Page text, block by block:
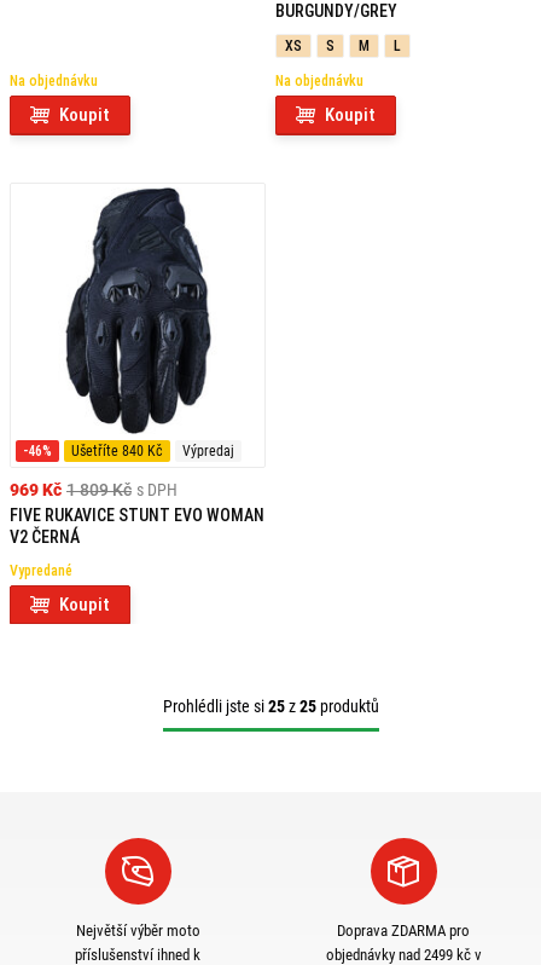
Na objednávku
Koupit
BURGUNDY/GREY
XS S M L
Na objednávku
Koupit
-46% Ušetříte 840 Kč Výpredaj
1 809 Kč
969 Kč
s DPH
FIVE RUKAVICE STUNT EVO WOMAN
V2 ČERNÁ
Vypredané
Koupit
Prohlédli jste si25z25produktů
Největší výběr moto
příslušenství ihned k
Doprava ZDARMA pro
objednávky nad 2499 kč v